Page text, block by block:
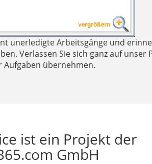
unerledigte Arbeitsgänge und
Verlassen Sie sich ganz auf
Aufgaben übernehmen.
ist ein Projekt der
GmbH